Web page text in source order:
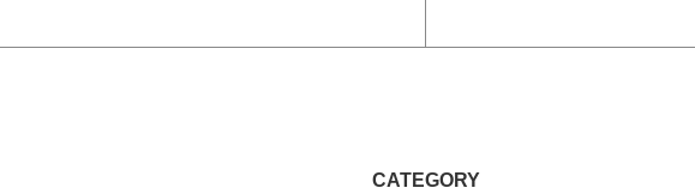
CATEGORY